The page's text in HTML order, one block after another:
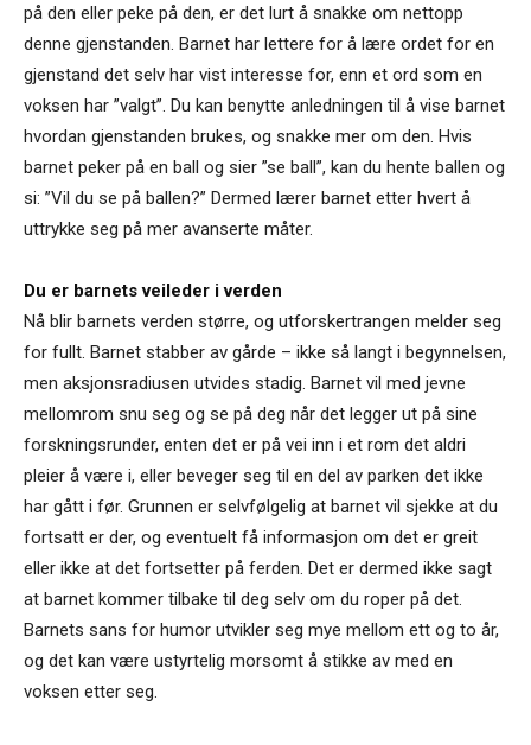
på den eller peke på den, er det lurt å snakke om nettopp
denne gjenstanden. Barnet har lettere for å lære ordet for en
gjenstand det selv har vist interesse for, enn et ord som en
voksen har ”valgt”. Du kan benytte anledningen til å vise barnet
hvordan gjenstanden brukes, og snakke mer om den. Hvis
barnet peker på en ball og sier ”se ball”, kan du hente ballen og
si: ”Vil du se på ballen?” Dermed lærer barnet etter hvert å
uttrykke seg på mer avanserte måter.
Du er barnets veileder i verden
Nå blir barnets verden større, og utforskertrangen melder seg
for fullt. Barnet stabber av gårde – ikke så langt i begynnelsen,
men aksjonsradiusen utvides stadig. Barnet vil med jevne
mellomrom snu seg og se på deg når det legger ut på sine
forskningsrunder, enten det er på vei inn i et rom det aldri
pleier å være i, eller beveger seg til en del av parken det ikke
har gått i før. Grunnen er selvfølgelig at barnet vil sjekke at du
fortsatt er der, og eventuelt få informasjon om det er greit
eller ikke at det fortsetter på ferden. Det er dermed ikke sagt
at barnet kommer tilbake til deg selv om du roper på det.
Barnets sans for humor utvikler seg mye mellom ett og to år,
og det kan være ustyrtelig morsomt å stikke av med en
voksen etter seg.